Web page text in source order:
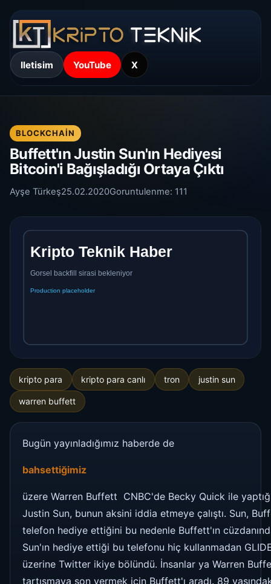
Iletisim YouTube X
BLOCKCHAIN
Buffett'ın Justin Sun'ın Hediyesi
Bitcoin'i Bağışladığı Ortaya Çıktı
Ayşe Türkeş25.02.2020Goruntulenme: 111
kripto para kripto para canlı tron justin sun
warren buffett
Bugün yayınladığımız haberde de
bahsettiğimiz
üzere Warren Buffett CNBC'de Becky Quick ile
Justin Sun, bunun aksini iddia etmeye çalıştı. Sun,
telefon hediye ettiğini bu nedenle Buffett'ın
Sun'ın hediye ettiği bu telefonu hiç kullanmadan
üzerine Twitter ikiye bölündü. İnsanlar ya Warren
tartışmaya son vermek için Buffett'ı aradı. 89